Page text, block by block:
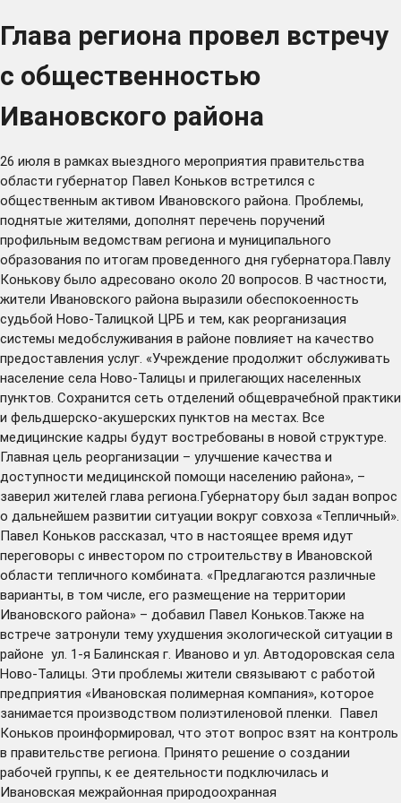
Глава региона провел встречу
с общественностью
Ивановского района
26 июля в рамках выездного мероприятия правительства
области губернатор Павел Коньков встретился с
общественным активом Ивановского района. Проблемы,
поднятые жителями, дополнят перечень поручений
профильным ведомствам региона и муниципального
образования по итогам проведенного дня губернатора.Павлу
Конькову было адресовано около 20 вопросов. В частности,
жители Ивановского района выразили обеспокоенность
судьбой Ново-Талицкой ЦРБ и тем, как реорганизация
системы медобслуживания в районе повлияет на качество
предоставления услуг. «Учреждение продолжит обслуживать
население села Ново-Талицы и прилегающих населенных
пунктов. Сохранится сеть отделений общеврачебной практики
и фельдшерско-акушерских пунктов на местах. Все
медицинские кадры будут востребованы в новой структуре.
Главная цель реорганизации – улучшение качества и
доступности медицинской помощи населению района», –
заверил жителей глава региона.Губернатору был задан вопрос
о дальнейшем развитии ситуации вокруг совхоза «Тепличный».
Павел Коньков рассказал, что в настоящее время идут
переговоры с инвестором по строительству в Ивановской
области тепличного комбината. «Предлагаются различные
варианты, в том числе, его размещение на территории
Ивановского района» – добавил Павел Коньков.Также на
встрече затронули тему ухудшения экологической ситуации в
районе ул. 1-я Балинская г. Иваново и ул. Автодоровская села
Ново-Талицы. Эти проблемы жители связывают с работой
предприятия «Ивановская полимерная компания», которое
занимается производством полиэтиленовой пленки. Павел
Коньков проинформировал, что этот вопрос взят на контроль
в правительстве региона. Принято решение о создании
рабочей группы, к ее деятельности подключилась и
Ивановская межрайонная природоохранная